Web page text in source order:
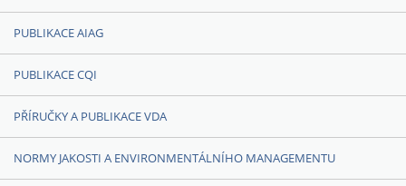
PUBLIKACE AIAG
PUBLIKACE CQI
PŘÍRUČKY A PUBLIKACE VDA
NORMY JAKOSTI A ENVIRONMENTÁLNÍHO MANAGEMENTU